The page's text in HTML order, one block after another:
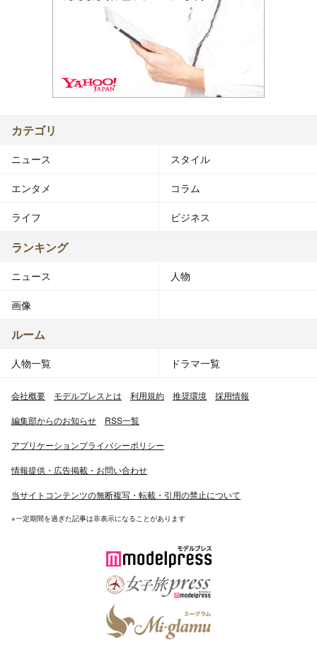
カテゴリ
ニュース スタイル
エンタメ コラム
ライフ ビジネス
ランキング
ニュース 人物
画像
ルーム
人物一覧 ドラマ一覧
会社概要 モデルプレスとは 利用規約 推奨環境 採用情報
編集部からのお知らせ RSS一覧
アプリケーションプライバシーポリシー
情報提供・広告掲載・お問い合わせ
当サイトコンテンツの無断複写・転載・引用の禁止について
※一定期間を過ぎた記事は非表示になることがあります